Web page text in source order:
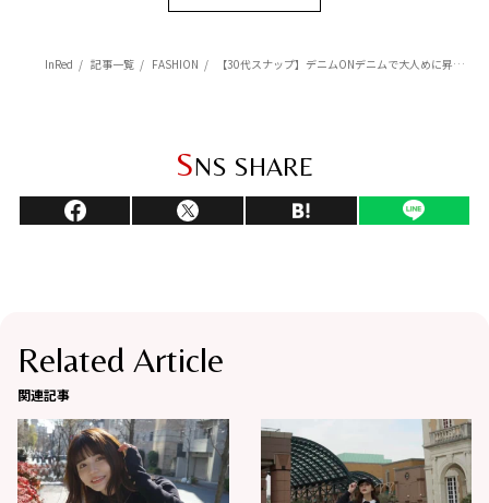
InRed 記事一覧 FASHION 【30代スナップ】デニムONデニムで大人めに昇華。スウェットトップスで作る王道カジュアル
SNS SHARE
Related Article
関連記事